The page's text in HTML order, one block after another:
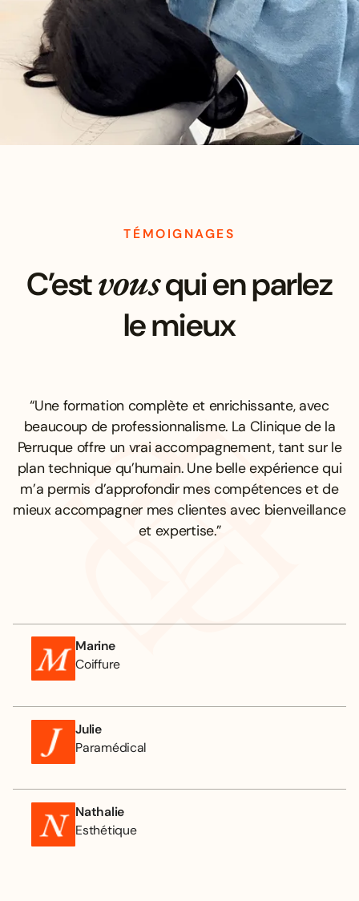
TÉMOIGNAGES
C’estvousqui en parlez
le mieux
Marine
Coiffure
Julie
Paramédical
Nathalie
Esthétique
“Une formation complète et enrichissante, avec
beaucoup de professionnalisme. La Clinique de la
Perruque offre un vrai accompagnement, tant sur le
plan technique qu’humain. Une belle expérience qui
m’a permis d’approfondir mes compétences et de
mieux accompagner mes clientes avec bienveillance
et expertise.”